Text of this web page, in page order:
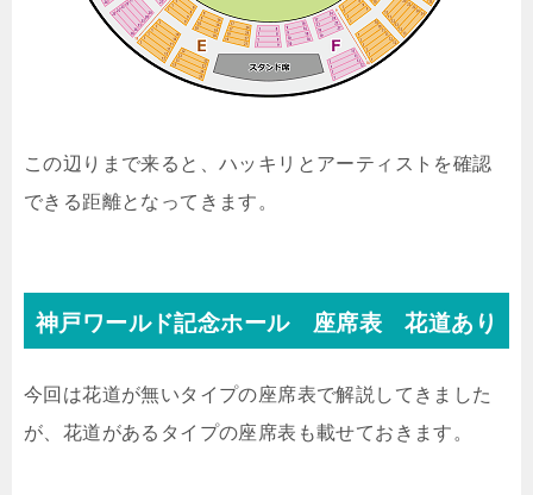
この辺りまで来ると、ハッキリとアーティストを確認
できる距離となってきます。
神戸ワールド記念ホール 座席表 花道あり
今回は花道が無いタイプの座席表で解説してきました
が、花道があるタイプの座席表も載せておきます。